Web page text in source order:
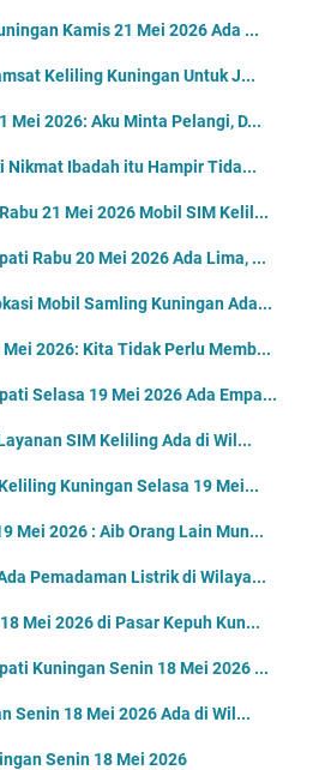
Kamis 21 Mei 2026 Ada ...
Keliling Kuningan Untuk J...
Mei 2026: Aku Minta Pelangi, D...
Nikmat Ibadah itu Hampir Tida...
21 Mei 2026 Mobil SIM Kelil...
Rabu 20 Mei 2026 Ada Lima, ...
Mobil Samling Kuningan Ada...
Mei 2026: Kita Tidak Perlu Memb...
Selasa 19 Mei 2026 Ada Empa...
SIM Keliling Ada di Wil...
Kuningan Selasa 19 Mei...
Mei 2026 : Aib Orang Lain Mun...
Pemadaman Listrik di Wilaya...
Mei 2026 di Pasar Kepuh Kun...
Kuningan Senin 18 Mei 2026 ...
Senin 18 Mei 2026 Ada di Wil...
Senin 18 Mei 2026